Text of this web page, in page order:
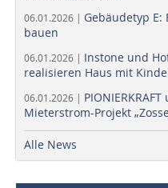
06.01.2026 | Gebäudetyp
bauen
06.01.2026 | Instone und
realisieren Haus mit
06.01.2026 |
Mieterstrom-Projekt
Alle News